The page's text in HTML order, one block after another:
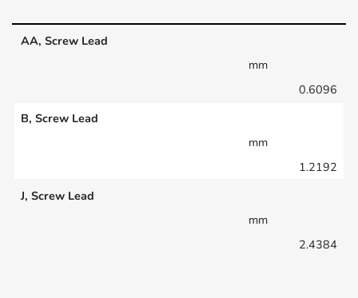
AA, Screw Lead
mm
0.6096
B, Screw Lead
mm
1.2192
J, Screw Lead
mm
2.4384